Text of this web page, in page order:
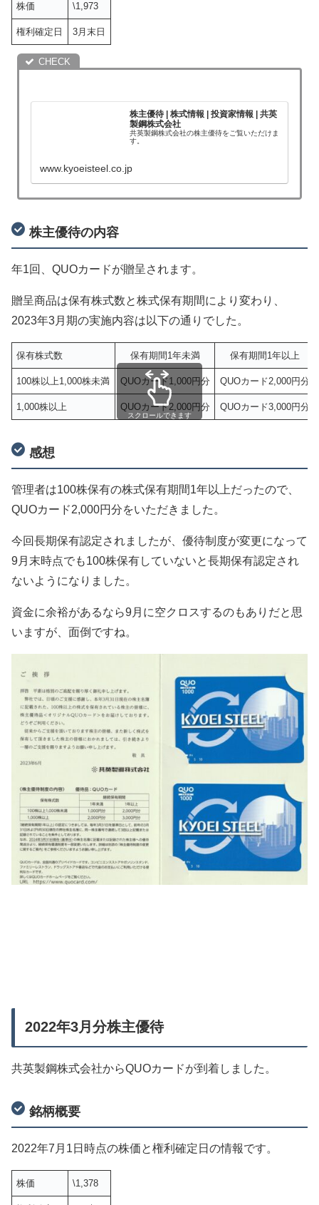
株価 \1,973
権利確定日 3月末日
株主優待 | 株式情報 | 投資家情報 | 共英
製鋼株式会社
共英製鋼株式会社の株主優待をご覧いただけま
す。
www.kyoeisteel.co.jp
株主優待の内容
年1回、QUOカードが贈呈されます。
贈呈商品は保有株式数と株式保有期間により変わり、
2023年3月期の実施内容は以下の通りでした。
保有株式数 保有期間1年未満 保有期間1年以上
100株以上1,000株未満 QUOカード1,000円分 QUOカード2,000円分
1,000株以上 QUOカード2,000円分 QUOカード3,000円分
スクロールできます
感想
管理者は100株保有の株式保有期間1年以上だったので、
QUOカード2,000円分をいただきました。
今回長期保有認定されましたが、優待制度が変更になって
9月末時点でも100株保有していないと長期保有認定され
ないようになりました。
資金に余裕があるなら9月に空クロスするのもありだと思
いますが、面倒ですね。
2022年3月分株主優待
共英製鋼株式会社からQUOカードが到着しました。
銘柄概要
2022年7月1日時点の株価と権利確定日の情報です。
株価 \1,378